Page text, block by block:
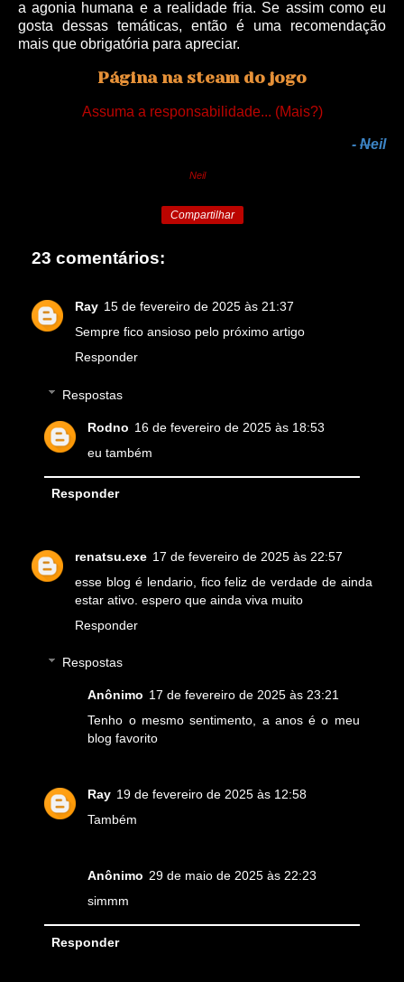
a agonia humana e a realidade fria. Se assim como eu
gosta dessas temáticas, então é uma recomendação
mais que obrigatória para apreciar.
Página na steam do jogo
Assuma a responsabilidade... (Mais?)
- Neil
Neil
Compartilhar
23 comentários:
Ray 15 de fevereiro de 2025 às 21:37
Sempre fico ansioso pelo próximo artigo
Responder
Respostas
Rodno 16 de fevereiro de 2025 às 18:53
eu também
Responder
renatsu.exe 17 de fevereiro de 2025 às 22:57
esse blog é lendario, fico feliz de verdade de ainda
estar ativo. espero que ainda viva muito
Responder
Respostas
Anônimo 17 de fevereiro de 2025 às 23:21
Tenho o mesmo sentimento, a anos é o meu
blog favorito
Ray 19 de fevereiro de 2025 às 12:58
Também
Anônimo 29 de maio de 2025 às 22:23
simmm
Responder